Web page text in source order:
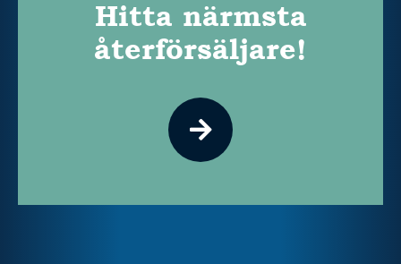
Hitta närmsta
återförsäljare!